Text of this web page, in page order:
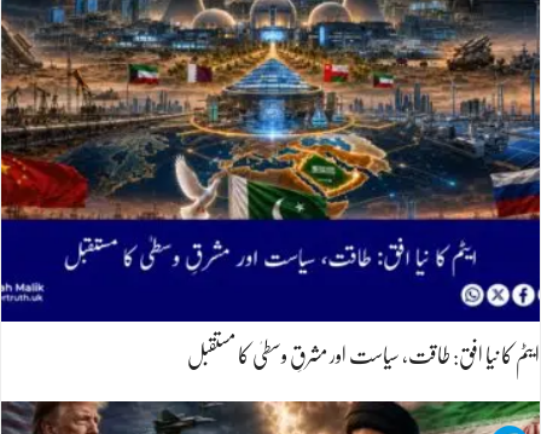
ایٹم کا نیا افق: طاقت، سیاست اور مشرقِ وسطیٰ کا مستقبل